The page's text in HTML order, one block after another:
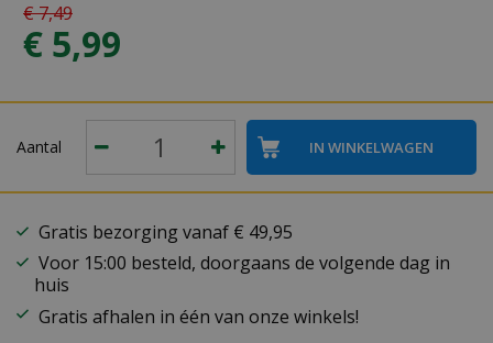
€7,49
€ 5,99
Aantal
Gratis bezorging vanaf € 49,95
Voor 15:00 besteld, doorgaans de volgende dag in
huis
Gratis afhalen in één van onze winkels!